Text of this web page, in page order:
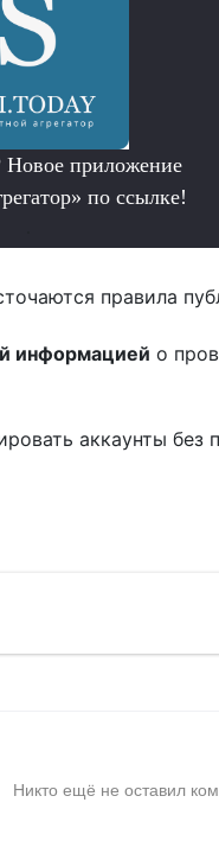
Новое приложение
по ссылке!
правила
информацией о
аккаунты без
Никто ещё не оставил